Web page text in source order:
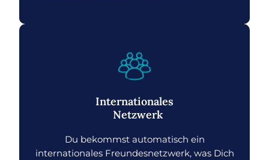
Internationales
Netzwerk
Du bekommst automatisch ein
internationales Freundesnetzwerk, was Dich